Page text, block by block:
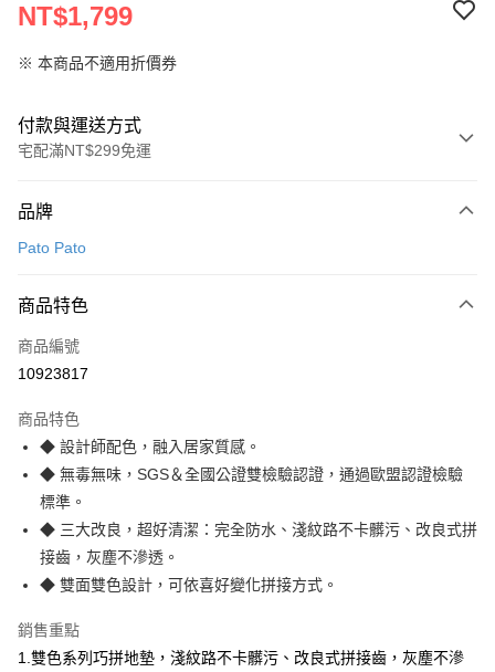
NT$1,799
※ 本商品不適用折價券
付款與運送方式
宅配滿NT$299免運
信用卡一次付款
Apple Pay
悠遊付
全盈+PAY
大哥付你分期
相關說明
【大哥付你分期使用說明】
1.本服務由台灣大哥大提供，台灣大哥大用戶可立即使用無須另外申請。
2.付款方式選擇「大哥付你分期」，訂單成立後會自動跳轉到大哥付的交易
流程，驗證手機門號後，選擇欲分期的期數、繳款截止日，確認付款後即完
3.實際核准額度、可分期數及費用金額請依後續交易確認頁面所載為準。
4.訂單成立30分鐘內，如未前往確認交易或遇審核未通過，訂單將自動取
消。如遇「轉專審核」未通過狀況，表示未達大哥付你分期系統評分，恕無
ATM付款
運送方式
宅配【父親節大回饋】限時$299免運
每筆NT$150，滿NT$299(含以上)免運費
品牌
Pato Pato
商品特色
商品編號
10923817
商品特色
◆ 設計師配色，融入居家質感。
◆ 無毒無味，SGS＆全國公證雙檢驗認證，通過歐盟認證檢驗
標準。
◆ 三大改良，超好清潔：完全防水、淺紋路不卡髒污、改良式拼
接齒，灰塵不滲透。
◆ 雙面雙色設計，可依喜好變化拼接方式。
銷售重點
1.雙色系列巧拼地墊，淺紋路不卡髒污、改良式拼接齒，灰塵不滲